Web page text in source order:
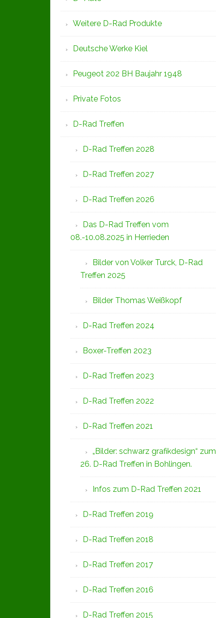
Weitere D-Rad Produkte
Deutsche Werke Kiel
Peugeot 202 BH Baujahr 1948
Private Fotos
D-Rad Treffen
D-Rad Treffen 2028
D-Rad Treffen 2027
D-Rad Treffen 2026
Das D-Rad Treffen vom
08.-10.08.2025 in Herrieden
Bilder von Volker Turck, D-Rad
Treffen 2025
Bilder Thomas Weißkopf
D-Rad Treffen 2024
Boxer-Treffen 2023
D-Rad Treffen 2023
D-Rad Treffen 2022
D-Rad Treffen 2021
„Bilder: schwarz grafikdesign“ zum
26. D-Rad Treffen in Bohlingen.
Infos zum D-Rad Treffen 2021
D-Rad Treffen 2019
D-Rad Treffen 2018
D-Rad Treffen 2017
D-Rad Treffen 2016
D-Rad Treffen 2015